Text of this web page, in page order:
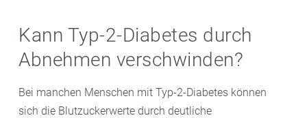
Kann Typ-2-Diabetes durch
Abnehmen verschwinden?
Bei manchen Menschen mit Typ-2-Diabetes können
sich die Blutzuckerwerte durch deutliche